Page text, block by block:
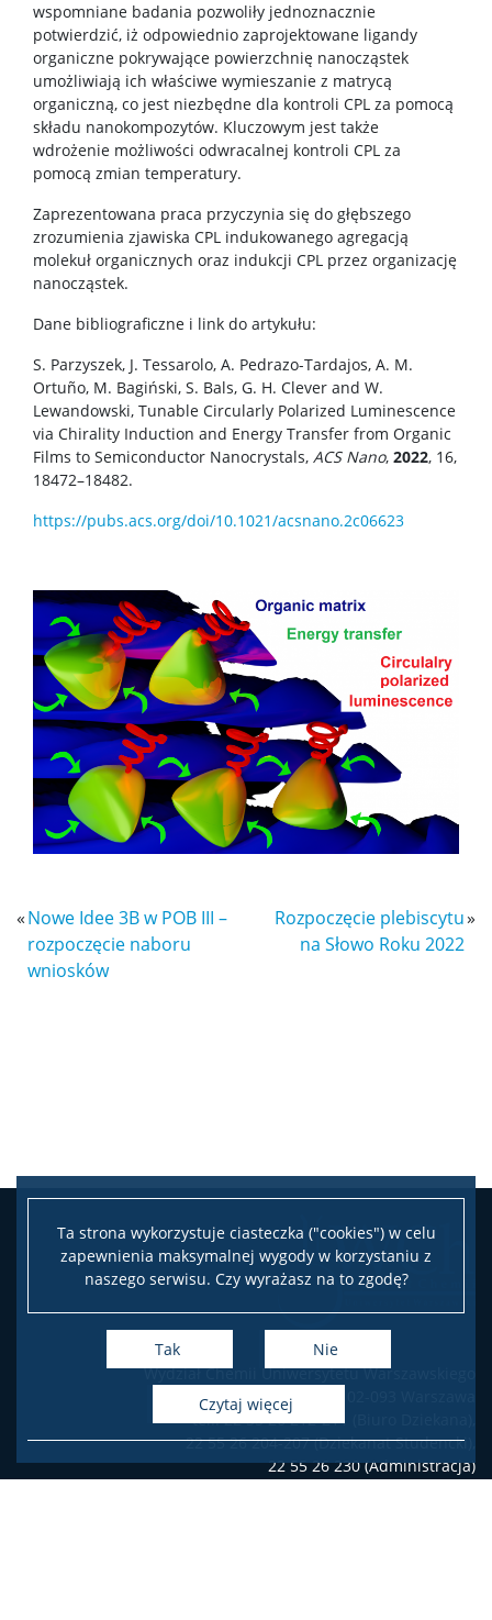
Ta strona wykorzystuje ciasteczka ("cookies") w celu
zapewnienia maksymalnej wygody w korzystaniu z
naszego serwisu. Czy wyrażasz na to zgodę?
Tak Nie
czytaj więcej
Badania i nauka
Zespoły badawcze
Seminaria
Konferencje
Stopnie i tytuły
Serwis Naukowy UW
Baza publikacji
Popularyzacja
Spotkasz nas
Wykłady z ciekawej chemii
WChemii, czyli lab od podszewki
Exhibition „Chemistry is all around”
wspomniane badania pozwoliły jednoznacznie
potwierdzić, iż odpowiednio zaprojektowane ligandy
organiczne pokrywające powierzchnię nanocząstek
umożliwiają ich właściwe wymieszanie z matrycą
organiczną, co jest niezbędne dla kontroli CPL za pomocą
składu nanokompozytów. Kluczowym jest także
wdrożenie możliwości odwracalnej kontroli CPL za
pomocą zmian temperatury.
Zaprezentowana praca przyczynia się do głębszego
zrozumienia zjawiska CPL indukowanego agregacją
molekuł organicznych oraz indukcji CPL przez organizację
nanocząstek.
Dane bibliograficzne i link do artykułu:
S. Parzyszek, J. Tessarolo, A. Pedrazo-Tardajos, A. M.
Ortuño, M. Bagiński, S. Bals, G. H. Clever and W.
Lewandowski, Tunable Circularly Polarized Luminescence
via Chirality Induction and Energy Transfer from Organic
Films to Semiconductor Nanocrystals, ACS Nano, 2022, 16,
18472–18482.
https://pubs.acs.org/doi/10.1021/acsnano.2c06623
«Nowe Idee 3B w POB III –
rozpoczęcie naboru
wniosków
Rozpoczęcie plebiscytu
na Słowo Roku 2022
»
Wydział Chemii Uniwersytetu Warszawskiego
ul. Pasteura 1, 02-093 Warszawa
tel.: 22 55 26 212-211 (Biuro Dziekana),
22 55 26 204-207 (Dziekanat Studencki),
22 55 26 230 (Administracja)